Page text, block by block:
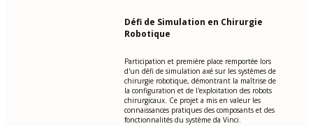
Défi de Simulation en Chirurgie
Robotique
Participation et première place remportée lors
d'un défi de simulation axé sur les systèmes de
chirurgie robotique, démontrant la maîtrise de
la configuration et de l'exploitation des robots
chirurgicaux. Ce projet a mis en valeur les
connaissances pratiques des composants et des
fonctionnalités du système da Vinci.